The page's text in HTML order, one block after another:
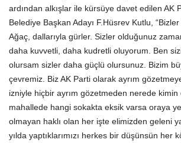
ardından alkışlar ile kürsüye davet edilen AK
Belediye Başkan Adayı F.Hüsrev Kutlu,
Ağaç, dallarıyla gürler. Sizler olduğunuz
daha kuvvetli, daha kudretli oluyorum. Ben
olursam sizler daha güçlü olursunuz. Bizim
çevremiz. Biz AK Parti olarak ayrım
izniyle hiçbir ayrım gözetmeden nerede
mahallede hangi sokakta eksik varsa oraya
olmayan haklı olan her işte elimizden geleni
yılda yaptıklarımızı herkes bir düşünsün her